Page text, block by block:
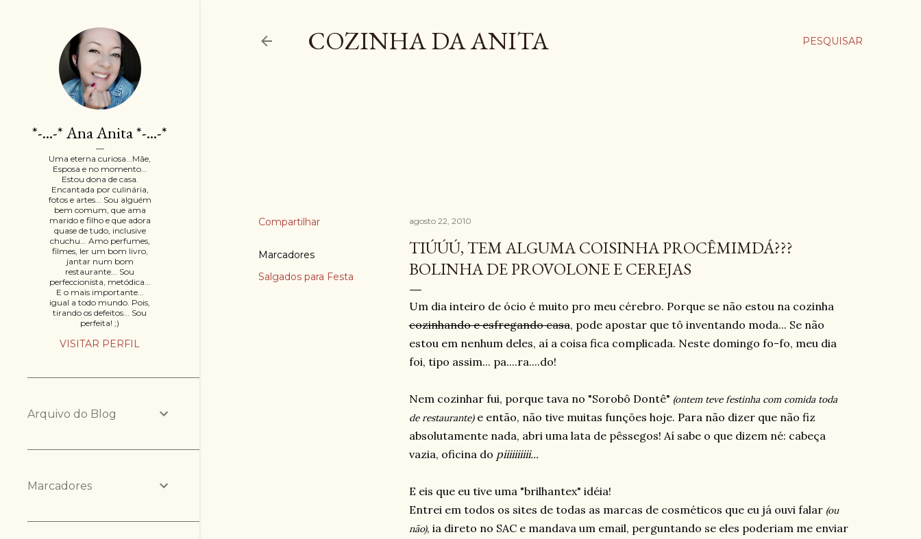
PESQUISAR
COZINHA DA ANITA
Compartilhar
Marcadores
Salgados para Festa
agosto 22, 2010
TIÚÚÚ, TEM ALGUMA COISINHA PROCÊMIMDÁ???
BOLINHA DE PROVOLONE E CEREJAS
Um dia inteiro de ócio é muito pro meu cérebro. Porque se não estou na cozinha
cozinhando e esfregando casa, pode apostar que tô inventando moda... Se não
estou em nenhum deles, aí a coisa fica complicada. Neste domingo fo-fo, meu dia
foi, tipo assim... pa....ra....do!
Nem cozinhar fui, porque tava no "Sorobô Dontê" (ontem teve festinha com comida toda
de restaurante)e então, não tive muitas funções hoje. Para não dizer que não fiz
absolutamente nada, abri uma lata de pêssegos! Aí sabe o que dizem né: cabeça
vazia, oficina do piiiiiiiiii...
E eis que eu tive uma "brilhantex" idéia!
Entrei em todos os sites de todas as marcas de cosméticos que eu já ouvi falar (ou
não), ia direto no SAC e mandava um email, perguntando se eles poderiam me enviar
*-...-* Ana Anita *-...-*
Uma eterna curiosa...Mãe,
Esposa e no momento...
Estou dona de casa.
Encantada por culinária,
fotos e artes... Sou alguém
bem comum, que ama
marido e filho e que adora
quase de tudo, inclusive
chuchu... Amo perfumes,
filmes, ler um bom livro,
jantar num bom
restaurante... Sou
perfeccionista, metódica...
E o mais importante...
igual a todo mundo. Pois,
tirando os defeitos... Sou
perfeita! ;)
VISITAR PERFIL
Arquivo do Blog
Marcadores